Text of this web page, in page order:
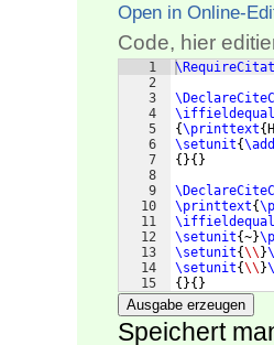
Open in Online-
Code, hier
1
2
3
4
5
6
7
8
9
10
11
12
13
14
15
{\printtext{
\setunit{
{ }{ }
\printtext{
\setunit{~}
\setunit{\\ }
\setunit{\\ }
{ }{ }
Ausgabe erzeugen
Speichert